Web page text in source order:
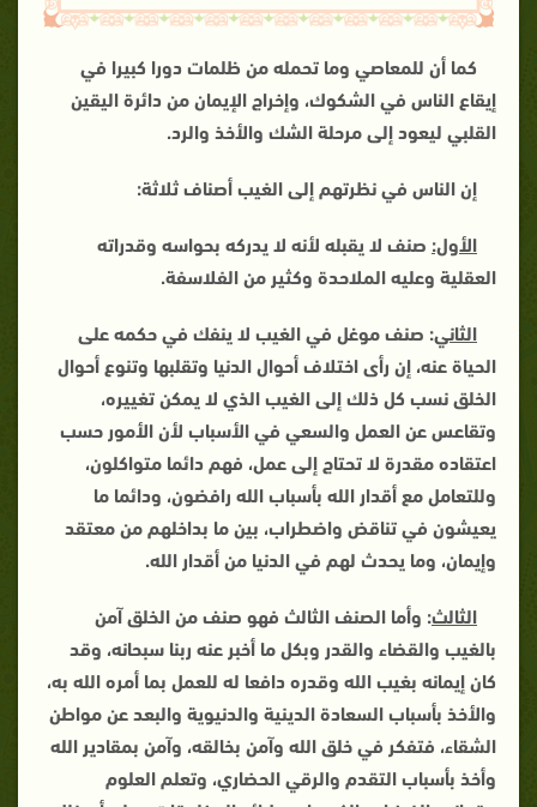
كما أن للمعاصي وما تحمله من ظلمات دورا كبيرا في
إيقاع الناس في الشكوك، وإخراج الإيمان من دائرة اليقين
القلبي ليعود إلى مرحلة الشك والأخذ والرد.
إن الناس في نظرتهم إلى الغيب أصناف ثلاثة:
الأول: صنف لا يقبله لأنه لا يدركه بحواسه وقدراته
العقلية وعليه الملاحدة وكثير من الفلاسفة.
الثاني: صنف موغل في الغيب لا ينفك في حكمه على
الحياة عنه، إن رأى اختلاف أحوال الدنيا وتقلبها وتنوع أحوال
الخلق نسب كل ذلك إلى الغيب الذي لا يمكن تغييره،
وتقاعس عن العمل والسعي في الأسباب لأن الأمور حسب
اعتقاده مقدرة لا تحتاج إلى عمل، فهم دائما متواكلون،
وللتعامل مع أقدار الله بأسباب الله رافضون، ودائما ما
يعيشون في تناقض واضطراب، بين ما بداخلهم من معتقد
وإيمان، وما يحدث لهم في الدنيا من أقدار الله.
الثالث: وأما الصنف الثالث فهو صنف من الخلق آمن
بالغيب والقضاء والقدر وبكل ما أخبر عنه ربنا سبحانه، وقد
كان إيمانه بغيب الله وقدره دافعا له للعمل بما أمره الله به،
والأخذ بأسباب السعادة الدينية والدنيوية والبعد عن مواطن
الشقاء، فتفكر في خلق الله وآمن بخالقه، وآمن بمقادير الله
وأخذ بأسباب التقدم والرقي الحضاري، وتعلم العلوم